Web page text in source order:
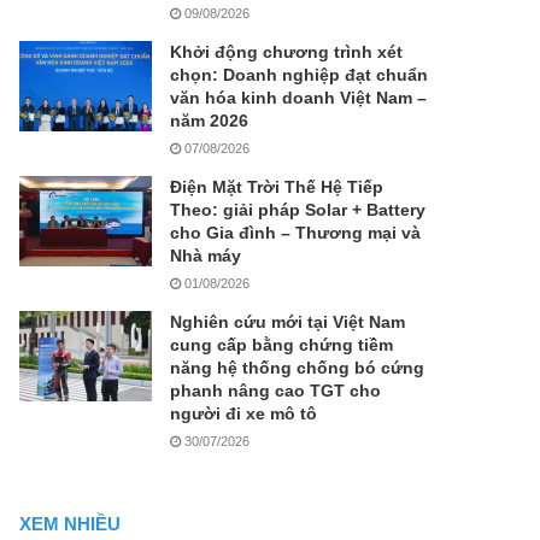
09/08/2026
Khởi động chương trình xét
chọn: Doanh nghiệp đạt chuẩn
văn hóa kinh doanh Việt Nam –
năm 2026
07/08/2026
Điện Mặt Trời Thế Hệ Tiếp
Theo: giải pháp Solar + Battery
cho Gia đình – Thương mại và
Nhà máy
01/08/2026
Nghiên cứu mới tại Việt Nam
cung cấp bằng chứng tiềm
năng hệ thống chống bó cứng
phanh nâng cao TGT cho
người đi xe mô tô
30/07/2026
XEM NHIỀU